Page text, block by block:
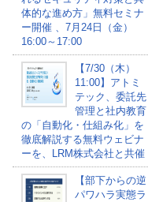
体的な進め方」無料セミナ
ー開催 、7月24日（金）
16:00～17:00
【7/30（木）
11:00】アトミ
テック、委託先
管理と社内教育
の「自動化・仕組み化」を
徹底解説する無料ウェビナ
ーを、LRM株式会社と共催
【部下からの逆
パワハラ実態ラ